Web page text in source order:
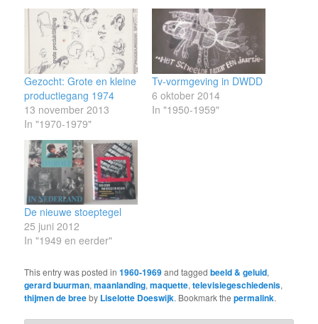
Gezocht: Grote en kleine
productiegang 1974
13 november 2013
In "1970-1979"
Tv-vormgeving in DWDD
6 oktober 2014
In "1950-1959"
De nieuwe stoeptegel
25 juni 2012
In "1949 en eerder"
This entry was posted in1960-1969and taggedbeeld & geluid,
gerard buurman,maanlanding,maquette,televisiegeschiedenis,
thijmen de breeby Liselotte Doeswijk. Bookmark thepermalink.